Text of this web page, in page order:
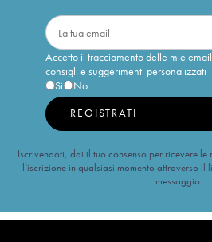
Accetto il tracciamento delle mie
consigli e suggerimenti personalizzati
Sì
No
REGISTRATI
Iscrivendoti, dai il tuo consenso per ricevere le
l’iscrizione in qualsiasi momento attraverso
messaggio.